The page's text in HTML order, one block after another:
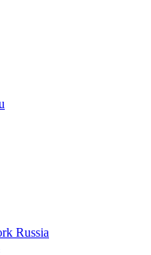
Russia